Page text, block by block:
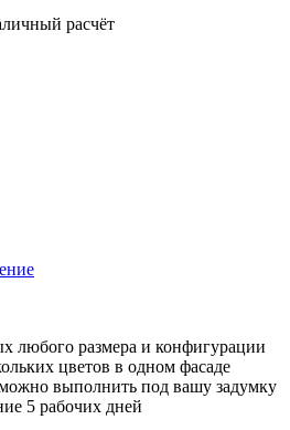
расчёт
любого размера и конфигурации
цветов в одном фасаде
выполнить под вашу задумку
5 рабочих дней